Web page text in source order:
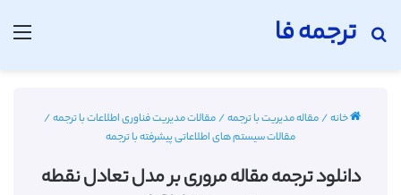
ترجمه فا
جستجو برای
خانه/مقاله مدیریت با ترجمه/مقالات مدیریت فناوری اطلاعات با ترجمه/
مقالات سیستم های اطلاعاتی پیشرفته با ترجمه
دانلود ترجمه مقاله مروری بر مدل تعادل نقطه